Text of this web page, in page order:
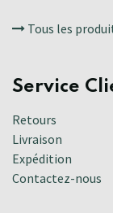
Tous les
Service
Retours
Livraison
Expédition
Contactez-nous